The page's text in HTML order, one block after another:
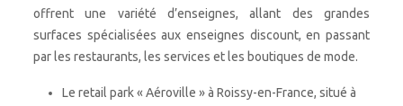
offrent une variété d’enseignes, allant des grandes
surfaces spécialisées aux enseignes discount, en passant
par les restaurants, les services et les boutiques de mode.
Le retail park « Aéroville » à Roissy-en-France, situé à